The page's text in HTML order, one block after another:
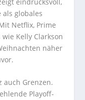
globales
Netflix, Prime
Kelly Clarkson
näher
auch Grenzen.
Playoff-